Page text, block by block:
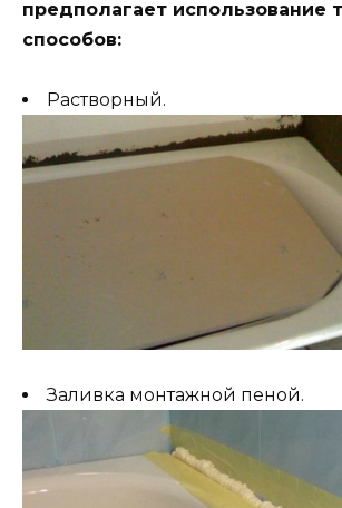
предполагает использование
способов:
Растворный.
Заливка монтажной пеной.